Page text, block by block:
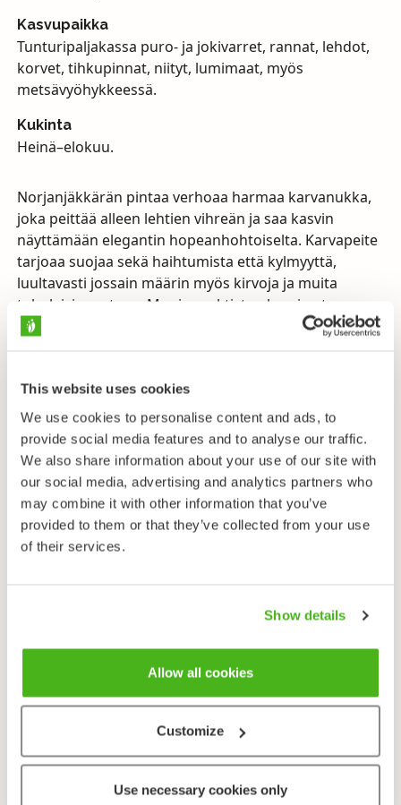
This website uses cookies
We use cookies to personalise content and ads, to
provide social media features and to analyse our traffic.
We also share information about your use of our site with
our social media, advertising and analytics partners who
may combine it with other information that you’ve
provided to them or that they’ve collected from your use
of their services.
Show details
Allow all cookies
Customize
Use necessary cookies only
Kasvupaikka
Tunturipaljakassa puro- ja jokivarret, rannat, lehdot,
korvet, tihkupinnat, niityt, lumimaat, myös
metsävyöhykkeessä.
Kukinta
Heinä–elokuu.
Norjanjäkkärän pintaa verhoaa harmaa karvanukka,
joka peittää alleen lehtien vihreän ja saa kasvin
näyttämään elegantin hopeanhohtoiselta. Karvapeite
tarjoaa suojaa sekä haihtumista että kylmyyttä,
luultavasti jossain määrin myös kirvoja ja muita
tuholaisia vastaan. Monien arktisten kasvien tapaan
norjanjäkkäränkin kukinto on tummanpuhuva. Tämä
valaistuksessa suojakseen.
Norjanjäkkärä muistuttaa hieman eteläsuomalaista
sukulaistaan ahojäkkärää (Omalotheca sylvatica).
Norjanjäkkärän lehdet ovat kuitenkin leveämmät,
suuremmat ja kolmisuoniset, kukinto on lyhyempi ja
mykeröiden tukilehdet pidempiä kuin ahojäkkärällä.
Ahojäkkärä on nimensä mukaisesti kuivien niittyjen ja
niityillä, pajuviidoissa, korvissa ja lehdoissa.
metsänrajan alapuolella koivuvyöhykkeessä.
Havumetsävyöhykkeessä sitä on harvinaisena
jokivarsien kasvina Kainuussa asti, eteläisimmät
Ahojäkkärä on puolestaan ihmisen mukana levinnyt
koko havumetsäalueelle ja yksittäisiä löytöjä on
Pohjois-Lapissakin. Jollain ihmisen muokkaamalla